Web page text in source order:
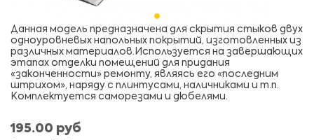
Данная модель предназначена для скрытия стыков двух
одноуровневых напольных покрытий, изготовленных из
различных материалов.Используется на завершающих
этапах отделки помещений для придания
«законченности» ремонту, являясь его «последним
штрихом», наряду с плинтусами, наличниками и т.п.
Комплектуется саморезами и дюбелями.
195.00 руб